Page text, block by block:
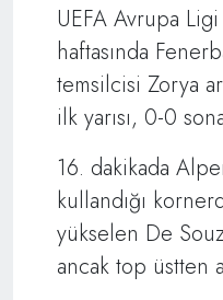
UEFA Avrupa
haftasında
temsilcisi Zorya
ilk yarısı, 0-0
16. dakikada
kullandığı
yükselen De
ancak top üstten